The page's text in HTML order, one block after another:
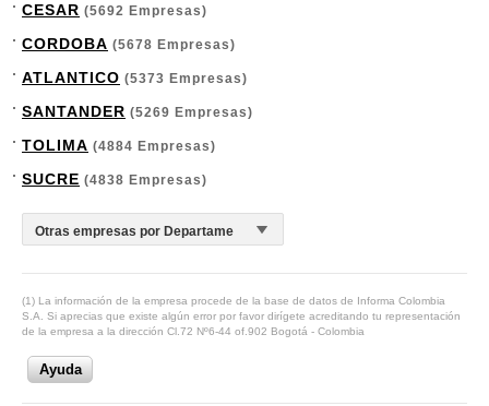
CESAR (5692 Empresas)
CORDOBA (5678 Empresas)
ATLANTICO (5373 Empresas)
SANTANDER (5269 Empresas)
TOLIMA (4884 Empresas)
SUCRE (4838 Empresas)
(1) La información de la empresa procede de la base de datos de Informa Colombia
S.A. Si aprecias que existe algún error por favor dirígete acreditando tu representación
de la empresa a la dirección Cl.72 Nº6-44 of.902 Bogotá - Colombia
Ayuda